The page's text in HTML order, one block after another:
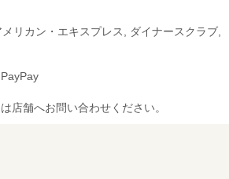
リカン・エキスプレス, ダイナースクラブ,
店舗へお問い合わせください。